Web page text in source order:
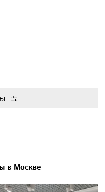
в Москве